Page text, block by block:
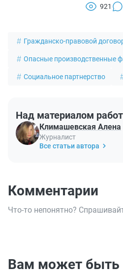
921
Гражданско-правовой
Опасные производственные
Социальное партнерство
Над материалом
Климашевская Алена
Журналист
Все статьи автора
Комментарии
Что-то непонятно?
Вам может быть